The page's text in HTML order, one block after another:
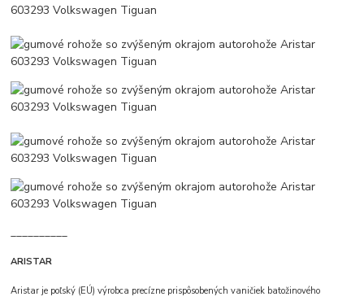
ARISTAR
Aristar je poľský (EÚ) výrobca precízne prispôsobených vaničiek batožinového